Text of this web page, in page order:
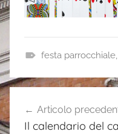
v
festa parrocchiale,
Navigazione
articoli
Articolo
Il calendario del